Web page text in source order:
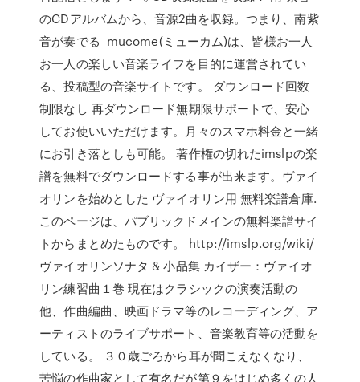
のCDアルバムから、音源2曲を収録。つまり、南紫
音が奏でる mucome(ミューカム)は、皆様お一人
お一人の楽しい音楽ライフを目的に運営されてい
る、投稿型の音楽サイトです。 ダウンロード回数
制限なし 再ダウンロード無期限サポートで、安心
してお使いいただけます。月々のスマホ料金と一緒
にお引き落としも可能。 著作権の切れたimslpの楽
譜を無料でダウンロードする事が出来ます。ヴァイ
オリンを始めとした ヴァイオリン用 無料楽譜倉庫.
このページは、パブリックドメインの無料楽譜サイ
トからまとめたものです。 http://imslp.org/wiki/
ヴァイオリンソナタ & 小品集 カイザー：ヴァイオ
リン練習曲１巻 現在はクラシックの演奏活動の
他、作曲編曲、映画ドラマ等のレコーディング、ア
ーティストのライブサポート、音楽教育等の活動を
している。 ３０歳ごろから耳が聞こえなくなり、
苦悩の作曲家として有名だが第９をはじめ多くの人